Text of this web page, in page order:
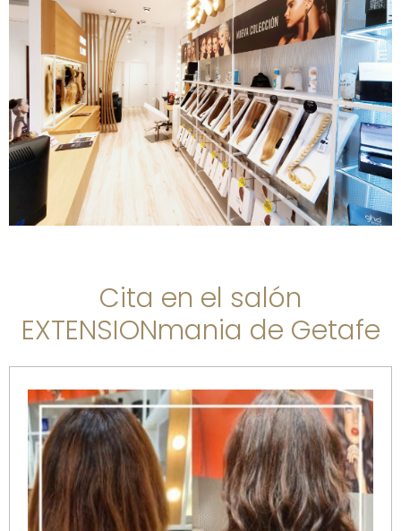
Cita en el salón
EXTENSIONmania de Getafe